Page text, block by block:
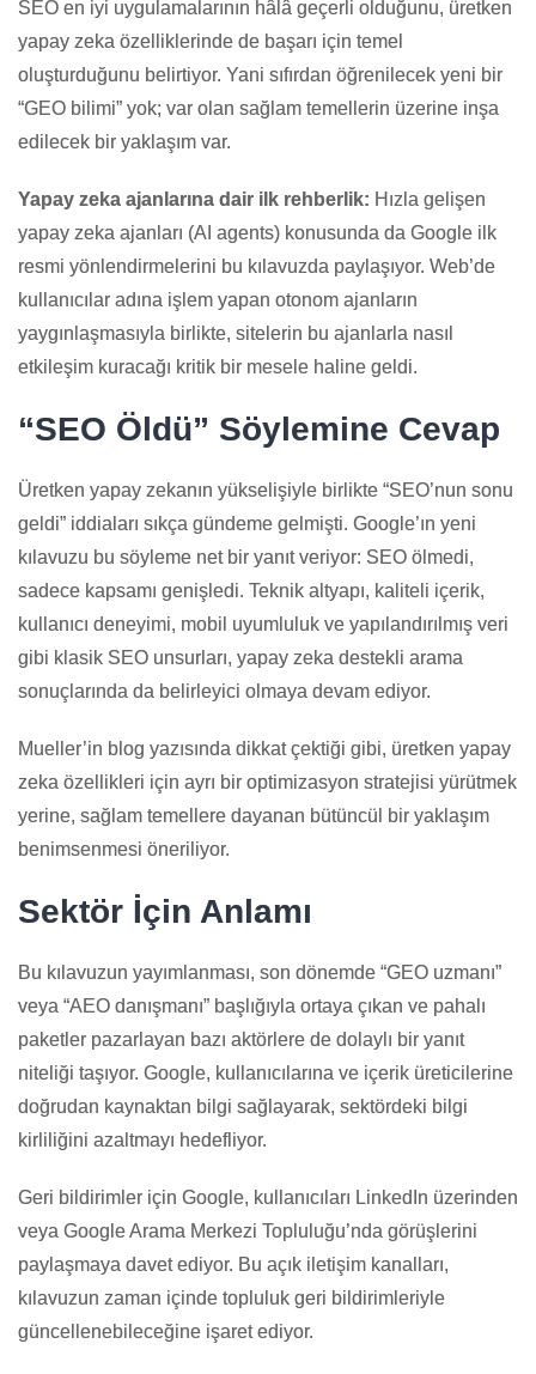
SEO en iyi uygulamalarının hâlâ geçerli olduğunu, üretken
yapay zeka özelliklerinde de başarı için temel
oluşturduğunu belirtiyor. Yani sıfırdan öğrenilecek yeni bir
“GEO bilimi” yok; var olan sağlam temellerin üzerine inşa
edilecek bir yaklaşım var.
Yapay zeka ajanlarına dair ilk rehberlik: Hızla gelişen
yapay zeka ajanları (AI agents) konusunda da Google ilk
resmi yönlendirmelerini bu kılavuzda paylaşıyor. Web’de
kullanıcılar adına işlem yapan otonom ajanların
yaygınlaşmasıyla birlikte, sitelerin bu ajanlarla nasıl
etkileşim kuracağı kritik bir mesele haline geldi.
“SEO Öldü” Söylemine Cevap
Üretken yapay zekanın yükselişiyle birlikte “SEO’nun sonu
geldi” iddiaları sıkça gündeme gelmişti. Google’ın yeni
kılavuzu bu söyleme net bir yanıt veriyor: SEO ölmedi,
sadece kapsamı genişledi. Teknik altyapı, kaliteli içerik,
kullanıcı deneyimi, mobil uyumluluk ve yapılandırılmış veri
gibi klasik SEO unsurları, yapay zeka destekli arama
sonuçlarında da belirleyici olmaya devam ediyor.
Mueller’in blog yazısında dikkat çektiği gibi, üretken yapay
zeka özellikleri için ayrı bir optimizasyon stratejisi yürütmek
yerine, sağlam temellere dayanan bütüncül bir yaklaşım
benimsenmesi öneriliyor.
Sektör İçin Anlamı
Bu kılavuzun yayımlanması, son dönemde “GEO uzmanı”
veya “AEO danışmanı” başlığıyla ortaya çıkan ve pahalı
paketler pazarlayan bazı aktörlere de dolaylı bir yanıt
niteliği taşıyor. Google, kullanıcılarına ve içerik üreticilerine
doğrudan kaynaktan bilgi sağlayarak, sektördeki bilgi
kirliliğini azaltmayı hedefliyor.
Geri bildirimler için Google, kullanıcıları LinkedIn üzerinden
veya Google Arama Merkezi Topluluğu’nda görüşlerini
paylaşmaya davet ediyor. Bu açık iletişim kanalları,
kılavuzun zaman içinde topluluk geri bildirimleriyle
güncellenebileceğine işaret ediyor.